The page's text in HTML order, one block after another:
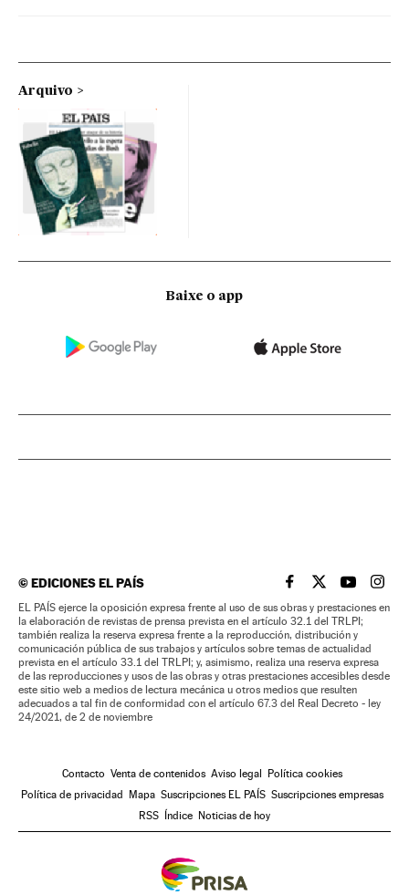
Arquivo
Baixe o app
©EDICIONES EL PAÍS EL PAÍS BRASIL EN
EL PAÍSEL PAÍS
EL
EL PAÍS ejerce la oposición expresa frente al uso de sus obras y prestaciones en
la elaboración de revistas de prensa prevista en el artículo 32.1 del TRLPI;
también realiza la reserva expresa frente a la reproducción, distribución y
comunicación pública de sus trabajos y artículos sobre temas de actualidad
prevista en el artículo 33.1 del TRLPI; y, asimismo, realiza una reserva expresa
de las reproducciones y usos de las obras y otras prestaciones accesibles desde
este sitio web a medios de lectura mecánica u otros medios que resulten
adecuados a tal fin de conformidad con el artículo 67.3 del Real Decreto - ley
24/2021, de 2 de noviembre
Contacto Venta de contenidos Aviso legal Política cookies
Política de privacidad Mapa Suscripciones EL PAÍS Suscripciones empresas
RSS Índice Noticias de hoy